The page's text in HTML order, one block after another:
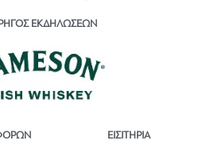
ΕΚΔΗΛΩΣΕΩΝ
ΕΙΣΙΤΗΡΙΑ